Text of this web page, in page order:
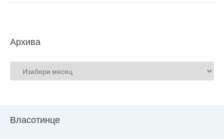
Архива
Власотинце